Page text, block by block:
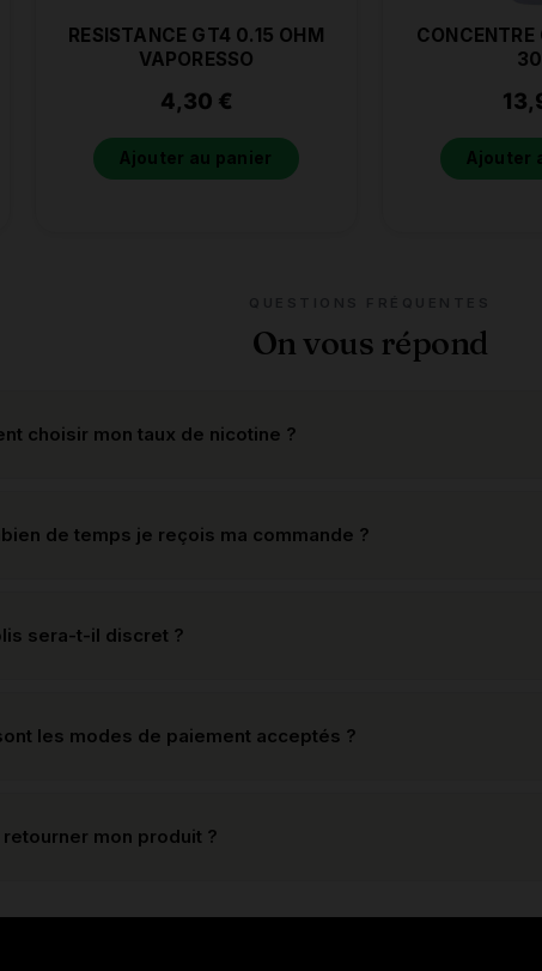
RESISTANCE GT4 0.15 OHM
VAPORESSO
4,30 €
Ajouter au panier Ajouter
On vous répond
choisir mon taux de nicotine ?
de temps je reçois ma commande ?
sera-t-il discret ?
les modes de paiement acceptés ?
mon produit ?